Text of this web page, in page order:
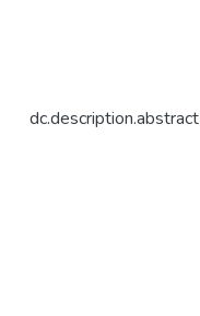
dc.description.abstract